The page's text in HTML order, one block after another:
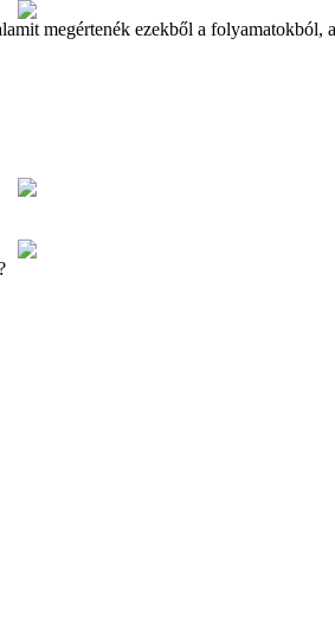
megértenék ezekből a folyamatokból,